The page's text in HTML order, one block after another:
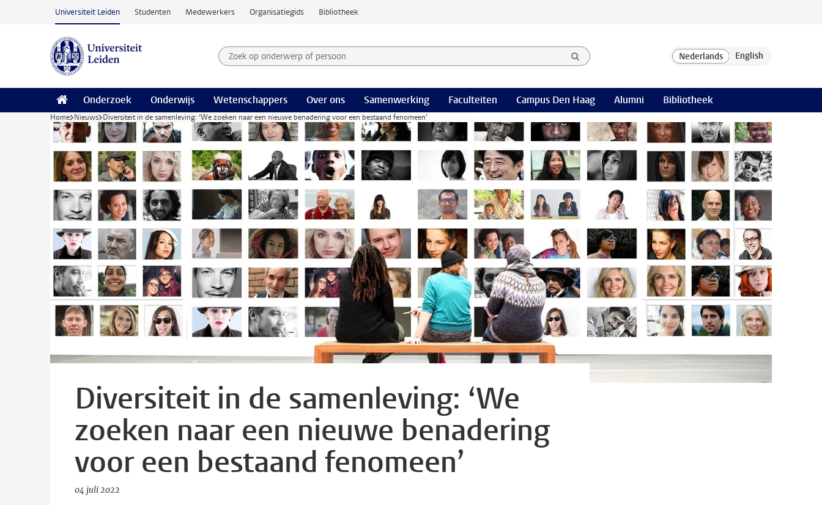
Ga naar hoofdinhoud
Universiteit Leiden Studenten Medewerkers Organisatiegids Bibliotheek
Zoek op onderwerp of persoon en selecteer categorie
Zoekterm
Onderzoek Onderwijs Wetenschappers Over ons Samenwerking Faculteiten Campus Den Haag Alumni Bibliotheek
Home Nieuws Diversiteit in de samenleving: ‘We zoeken naar een nieuwe benadering voor een bestaand fenomeen’
Diversiteit in de samenleving: ‘We
zoeken naar een nieuwe benadering
voor een bestaand fenomeen’
04 juli 2022